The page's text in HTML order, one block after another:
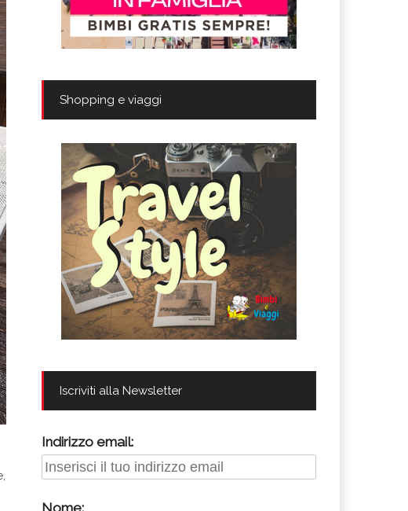
Shopping e viaggi
Iscriviti alla Newsletter
Indirizzo email: